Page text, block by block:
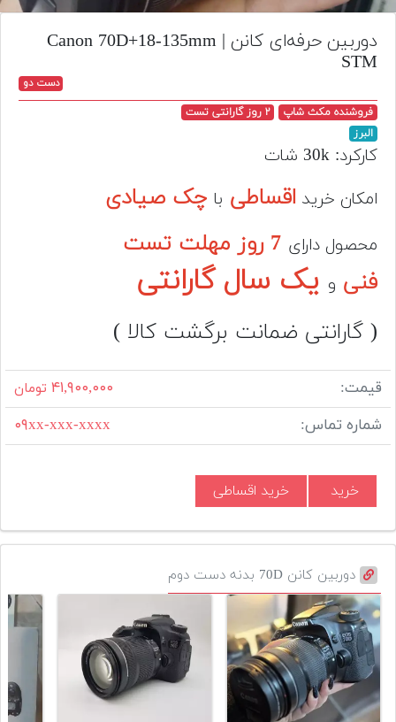
تجهیزات
مکث
پلاس
افزودن
محصول
دست
دوم
لیست
دوربین
بله
دوربین حرفه‌ای کانن | Canon 70D+18-135mm
STM
دست دو
فروشنده مکث شاپ
۲ روز گارانتی تست
البرز
کارکرد: 30k شات
امکان خرید اقساطی با چک صیادی
محصول دارای
7 روز مهلت تست
فنی و یک سال گارانتی
( گارانتی ضمانت برگشت کالا )
قیمت: ۴۱,۹۰۰,۰۰۰ تومان
شماره تماس: ۰۹xx-xxx-xxxx
خرید خرید اقساطی
دوربین کانن 70D بدنه دست دوم